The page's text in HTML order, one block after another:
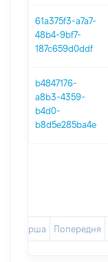
61a375f3-a7a7-
48b4-9bf7-
187c659d0ddf
b4847176-
a8b3-4359-
b4d0-
b8d5e285ba4e
Перша Попередня